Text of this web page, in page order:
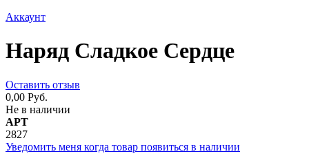
Аккаунт
Наряд Сладкое Сердце
Оставить отзыв
0,00 Руб.
Не в наличии
АРТ
2827
Уведомить меня когда товар появиться в наличии